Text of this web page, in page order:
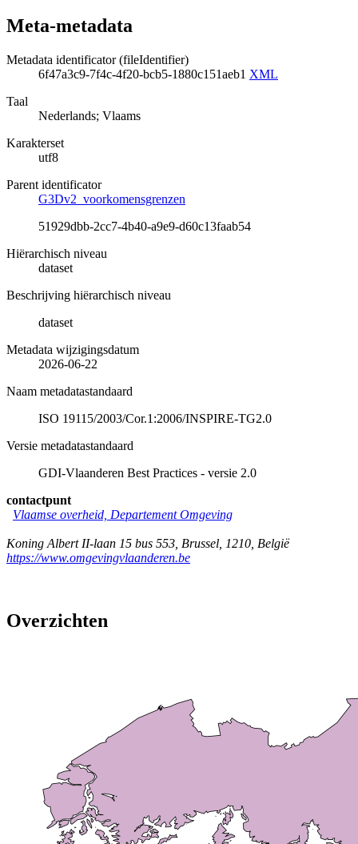
Meta-metadata
Metadata identificator (fileIdentifier)
6f47a3c9-7f4c-4f20-bcb5-1880c151aeb1 XML
Taal
Nederlands; Vlaams
Karakterset
utf8
Parent identificator
G3Dv2_voorkomensgrenzen
51929dbb-2cc7-4b40-a9e9-d60c13faab54
Hiërarchisch niveau
dataset
Beschrijving hiërarchisch niveau
dataset
Metadata wijzigingsdatum
2026-06-22
Naam metadatastandaard
ISO 19115/2003/Cor.1:2006/INSPIRE-TG2.0
Versie metadatastandaard
GDI-Vlaanderen Best Practices - versie 2.0
contactpunt
Vlaamse overheid, Departement Omgeving
Koning Albert II-laan 15 bus 553 Brussel 1210 België
https://www.omgevingvlaanderen.be
Overzichten